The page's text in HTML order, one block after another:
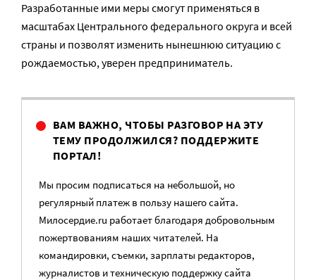
Разработанные ими меры смогут применяться в
масштабах Центрального федерального округа и всей
страны и позволят изменить нынешнюю ситуацию с
рождаемостью, уверен предприниматель.
ВАМ ВАЖНО, ЧТОБЫ РАЗГОВОР НА ЭТУ
ТЕМУ ПРОДОЛЖИЛСЯ? ПОДДЕРЖИТЕ
ПОРТАЛ!
Мы просим подписаться на небольшой, но
регулярный платеж в пользу нашего сайта.
Милосердие.ru работает благодаря добровольным
пожертвованиям наших читателей. На
командировки, съемки, зарплаты редакторов,
журналистов и техническую поддержку сайта